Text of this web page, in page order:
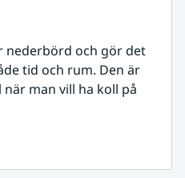
nederbörd och gör det
tid och rum. Den är
man vill ha koll på